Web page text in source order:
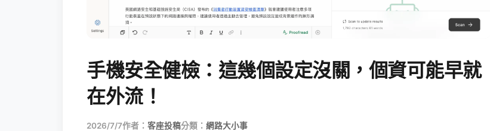
手機安全健檢：這幾個設定沒關，個資可能早就
在外流！
2026/7/7作者： 客座投稿分類： 網路大小事